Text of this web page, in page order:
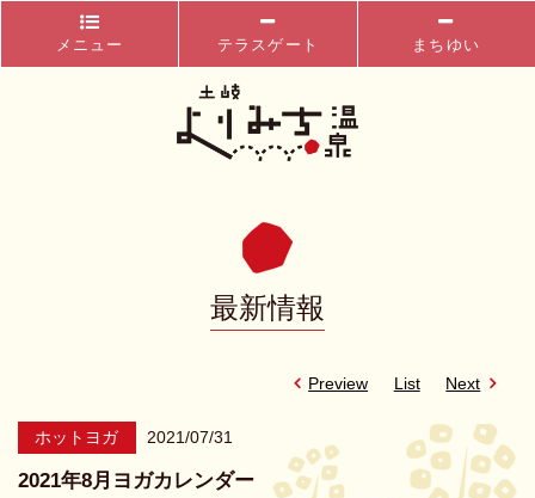
メニュー テラスゲート まちゆい
最新情報
Preview List Next
ホットヨガ 2021/07/31
2021年8月ヨガカレンダー